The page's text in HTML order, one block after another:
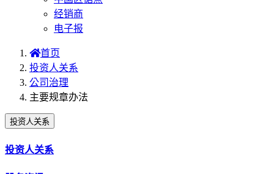
经销商
电子报
首页
投资人关系
公司治理
主要规章办法
投资人关系
投资人关系